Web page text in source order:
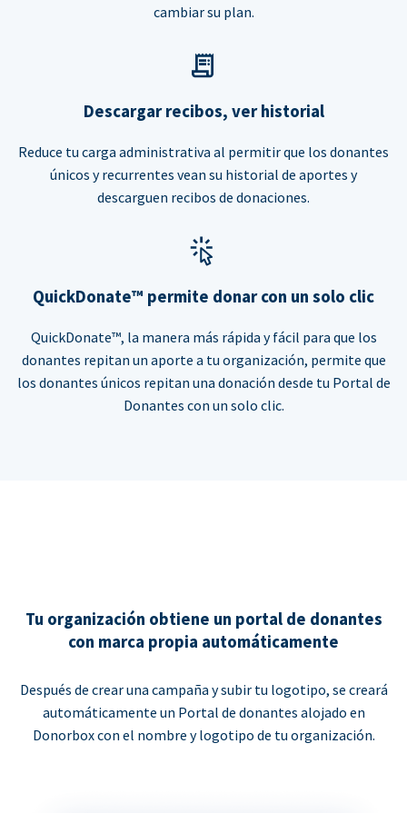
cambiar su plan.
Descargar recibos, ver historial
Reduce tu carga administrativa al permitir que los donantes
únicos y recurrentes vean su historial de aportes y
descarguen recibos de donaciones.
QuickDonate™ permite donar con un solo clic
QuickDonate™, la manera más rápida y fácil para que los
donantes repitan un aporte a tu organización, permite que
los donantes únicos repitan una donación desde tu Portal de
Donantes con un solo clic.
Tu organización obtiene un portal de donantes
con marca propia automáticamente
Después de crear una campaña y subir tu logotipo, se creará
automáticamente un Portal de donantes alojado en
Donorbox con el nombre y logotipo de tu organización.